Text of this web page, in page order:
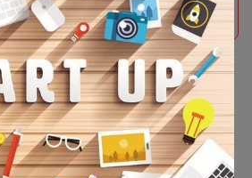
Tham gia ngay
Khởi nghiệp tuổi 40: Kinh nghiệm và
bài học